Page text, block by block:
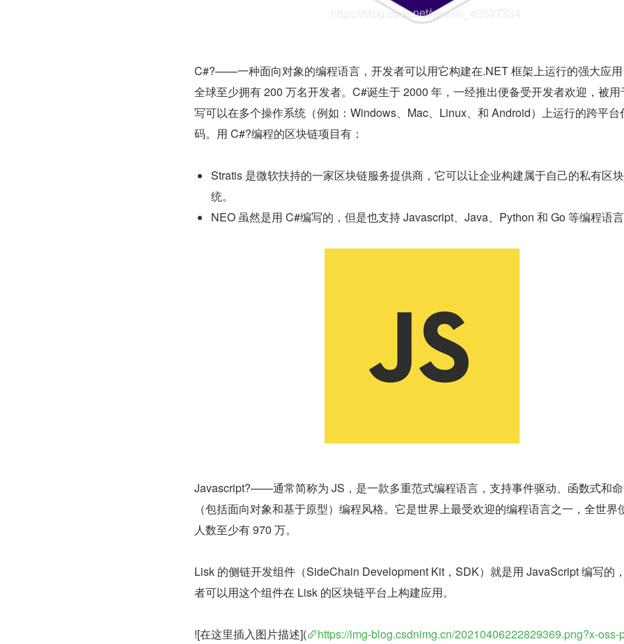
C#?——一种面向对象的编程语言，开发者可以用它构建在.NET 框架上运行的强大应
全球至少拥有 200 万名开发者。C#诞生于 2000 年，一经推出便备受开发者欢迎，被用
写可以在多个操作系统（例如：Windows、Mac、Linux、和 Android）上运行的跨平台
码。用 C#?编程的区块链项目有：
Stratis 是微软扶持的一家区块链服务提供商，它可以让企业构建属于自己的私有区
统。
NEO 虽然是用 C#编写的，但是也支持 Javascript、Java、Python 和 Go 等编程语言
Javascript?——通常简称为 JS，是一款多重范式编程语言，支持事件驱动、函数式和
（包括面向对象和基于原型）编程风格。它是世界上最受欢迎的编程语言之一，全世界
人数至少有 970 万。
Lisk 的侧链开发组件（SideChain Development Kit，SDK）就是用 JavaScript 编写的
者可以用这个组件在 Lisk 的区块链平台上构建应用。
![在这里插入图片描述](
https://img-blog.csdnimg.cn/20210406222829369.png?x-oss-